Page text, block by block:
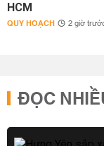
HCM
QUY HOẠCH 2 giờ
ĐỌC